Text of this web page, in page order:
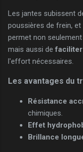
Les jantes subissent
poussières de frein,
permet non
mais aussi de
l'effort nécessaires.
Les avantages du
Résistance
chimiques.
Effet
Brillance